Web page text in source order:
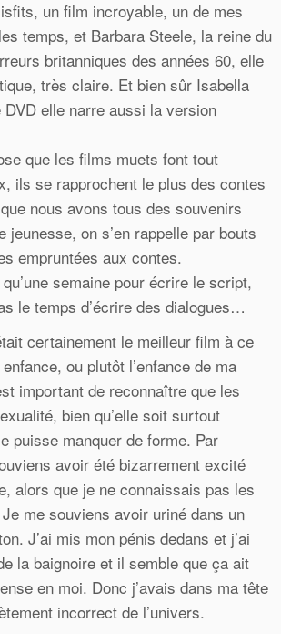
un film incroyable, un de mes
temps, et Barbara Steele, la reine du
britanniques des années 60, elle
très claire. Et bien sûr Isabella
elle narre aussi la version
que les films muets font tout
ils se rapprochent le plus des contes
nous avons tous des souvenirs
jeunesse, on s’en rappelle par bouts
empruntées aux contes.
semaine pour écrire le script,
le temps d’écrire des dialogues…
certainement le meilleur film à ce
ou plutôt l’enfance de ma
important de reconnaître que les
bien qu’elle soit surtout
puisse manquer de forme. Par
avoir été bizarrement excité
alors que je ne connaissais pas les
me souviens avoir uriné dans un
J’ai mis mon pénis dedans et j’ai
la baignoire et il semble que ça ait
en moi. Donc j’avais dans ma tête
incorrect de l’univers.